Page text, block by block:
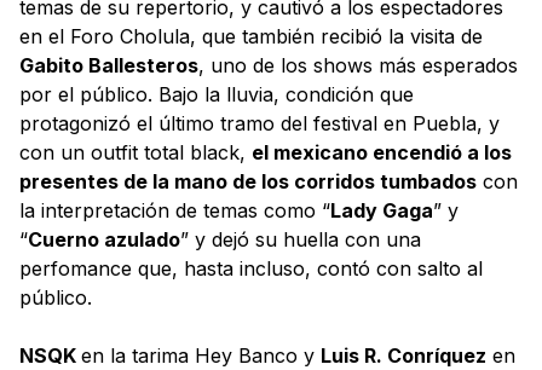
temas de su repertorio, y cautivó a los espectadores
en el Foro Cholula, que también recibió la visita de
Gabito Ballesteros, uno de los shows más esperados
por el público. Bajo la lluvia, condición que
protagonizó el último tramo del festival en Puebla, y
con un outfit total black, el mexicano encendió a los
presentes de la mano de los corridos tumbados con
la interpretación de temas como “Lady Gaga” y
“Cuerno azulado” y dejó su huella con una
perfomance que, hasta incluso, contó con salto al
público.
NSQK en la tarima Hey Banco y Luis R. Conríquez en